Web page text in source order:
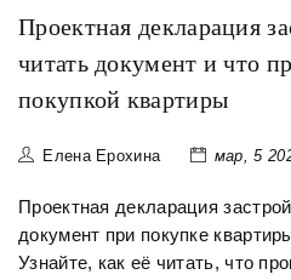
Проектная декларация
читать документ и что
покупкой квартиры
Елена Ерохина мар, 5
Проектная декларация
документ при покупке
Узнайте, как её читать, что